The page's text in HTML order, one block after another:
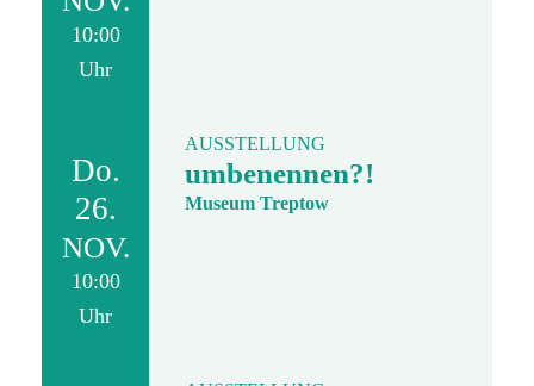
10:00
Uhr
Do.
26.
NOV.
10:00
Uhr
AUSSTELLUNG
umbenennen?!
Museum Treptow